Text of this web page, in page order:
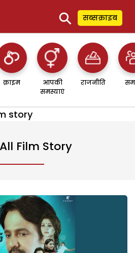
⚲ सब्सक्राइब
क्राइम
आपकी
समस्याएं
राजनीति
story
Film Story